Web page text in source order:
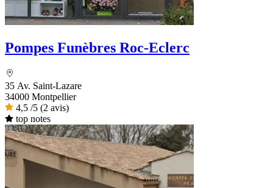
Pompes Funèbres Roc-Eclerc
35 Av. Saint-Lazare
34000 Montpellier
4,5 /5 (2 avis)
top notes